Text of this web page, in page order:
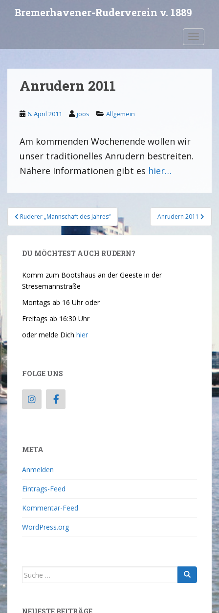
t
Bremerhavener-Ruderverein v. 1889
Toggle
Anrudern 2011
6. April 2011 joos Allgemein
Am kommenden Wochenende wollen wir
unser traditionelles Anrudern bestreiten.
Nähere Informationen gibt es hier…
Ruderer „Mannschaft des Jahres“ Anrudern 2011
DU MÖCHTEST AUCH RUDERN?
Komm zum Bootshaus an der Geeste in der
Stresemannstraße
Montags ab 16 Uhr oder
Freitags ab 16:30 Uhr
oder melde Dich hier
FOLGE UNS
META
Anmelden
Eintrags-Feed
Kommentar-Feed
WordPress.org